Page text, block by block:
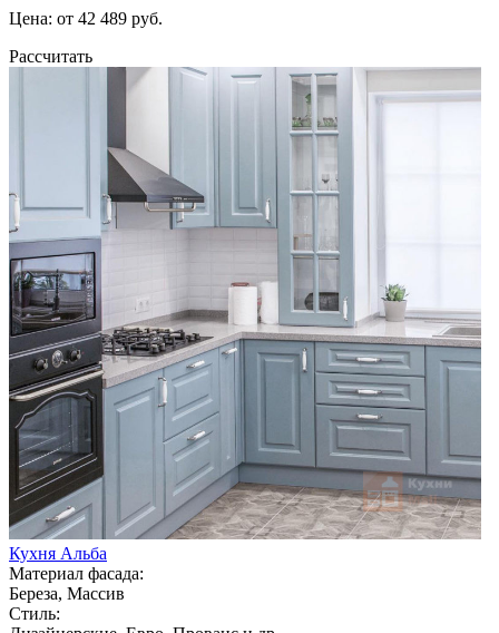
Цена: от 42 489 руб.
Рассчитать
Кухня Альба
Материал фасада:
Береза, Массив
Стиль: